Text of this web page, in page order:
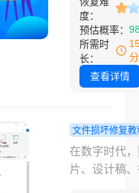
的“惊魂一刻
人焦虑的是
急忙打开回
时，却发现
空如也，被
作。这种“绕
站”的删除，
生在使用
度：
预估概率：
所需时
长：
查看详情
文件损坏修复教
png图片损
开如何修复
在数字时代
片、设计稿